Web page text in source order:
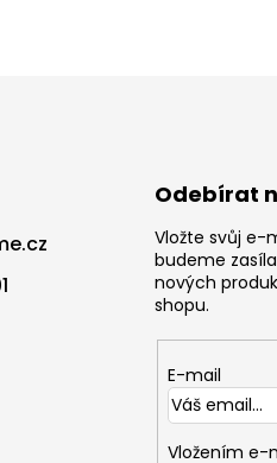
Odebírat
Vložte svůj e-
budeme
nových
shopu.
E-mail
Vložením e-